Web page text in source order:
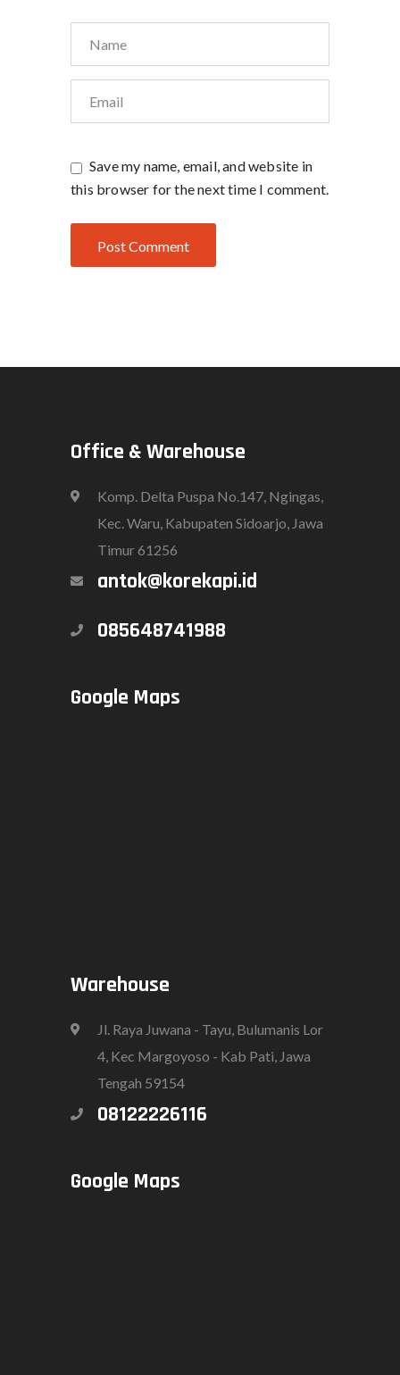
Save my name, email, and website in
this browser for the next time I comment.
Office & Warehouse
Komp. Delta Puspa No.147, Ngingas,
Kec. Waru, Kabupaten Sidoarjo, Jawa
Timur 61256
antok@korekapi.id
085648741988
Google Maps
Warehouse
Jl. Raya Juwana - Tayu, Bulumanis Lor
4, Kec Margoyoso - Kab Pati, Jawa
Tengah 59154
08122226116
Google Maps